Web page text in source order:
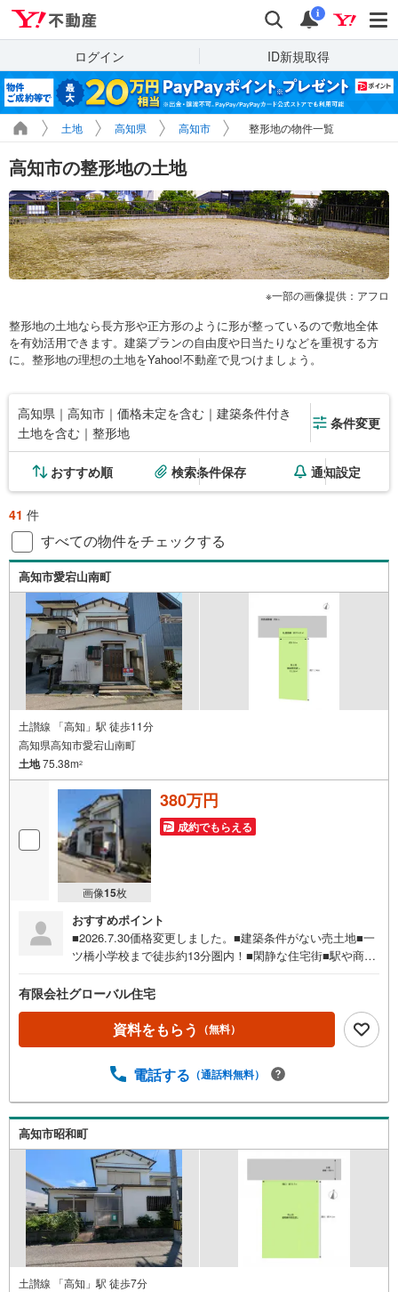
検索 通知
i
ログイン ID新規取得
土地 高知県 高知市 整形地の物件一覧
高知市の整形地の土地
一部の画像提供：アフロ
整形地の土地なら長方形や正方形のように形が整っているので敷地全体
を有効活用できます。建築プランの自由度や日当たりなどを重視する方
に。整形地の理想の土地をYahoo!不動産で見つけましょう。
高知県｜高知市｜価格未定を含む｜建築条件付き
土地を含む｜整形地
条件変更
おすすめ順 検索条件保存 通知設定
41 件
すべての物件をチェックする
高知市愛宕山南町
土讃線 「高知」駅 徒歩11分
高知県高知市愛宕山南町
土地75.38m2
画像15枚
380万円
成約でもらえる
おすすめポイント
■2026.7.30価格変更しました。■建築条件がない売土地■一
ツ橋小学校まで徒歩約13分圏内！■閑静な住宅街■駅や商業
くお家の建築が可能！■土地・建物・外構工事等込みで263
8万円～の3LDKプラン有り■プランの延床面積87.77平方メ
ートル、3LDKの間取り（外構工事費用等は概算です）※プ
ラン変更、物価変動によって価格に変動がある場合が有り
有限会社グローバル住宅
資料をもらう （無料）
電話する （通話料無料）
高知市昭和町
土讃線 「高知」駅 徒歩7分